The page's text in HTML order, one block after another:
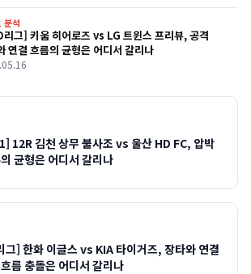
분석
그] 키움 히어로즈 vs LG 트윈스 프리뷰, 공격
연결 흐름의 균형은 어디서 갈리나
12R 김천 상무 불사조 vs 울산 HD FC, 압박
균형은 어디서 갈리나
그] 한화 이글스 vs KIA 타이거즈, 장타와 연결
름 충돌은 어디서 갈리나